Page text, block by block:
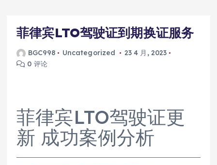
菲律宾LTO驾驶证到期换证服务
BGC998 Uncategorized
23 4 月, 2023
0 评论
菲律宾LTO驾驶证更
新 成功案例分析